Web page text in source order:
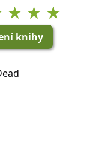
★ ★ ★
knihy